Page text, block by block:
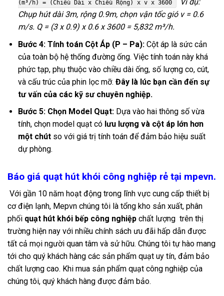
(m³/h) = (Chiều Dài x Chiều Rộng) x v x 3600
Chụp hút dài 3m, rộng 0.9m, chọn vận tốc gió v = 0.6
m/s. Q = (3 x 0.9) x 0.6 x 3600 = 5,832 m³/h.
Bước 4: Tính toán Cột Áp (P – Pa):Cột áp là sức cản
của toàn bộ hệ thống đường ống. Việc tính toán này khá
phức tạp, phụ thuộc vào chiều dài ống, số lượng co, cút,
và cấu trúc của phin lọc mỡ. Đây là lúc bạn cần đến sự
tư vấn của các kỹ sư chuyên nghiệp.
Bước 5: Chọn Model Quạt:Dựa vào hai thông số vừa
tính, chọn model quạt có lưu lượng và cột áp lớn hơn
một chútso với giá trị tính toán để đảm bảo hiệu suất
dự phòng.
Báo giá quạt hút khói công nghiệp rẻ tại mpevn.
Với gần 10 năm hoạt động trong lĩnh vực cung cấp thiết bị
cơ điện lạnh, Mepvn chúng tôi là tổng kho sản xuất, phân
phối quạt hút khói bếp công nghiệp chất lượng trên thị
trường hiện nay với nhiều chính sách ưu đãi hấp dẫn được
tất cả mọi người quan tâm và sử hữu. Chúng tôi tự hào mang
tới cho quý khách hàng các sản phẩm quạt uy tín, đảm bảo
chất lượng cao. Khi mua sản phẩm quạt công nghiệp của
chúng tôi, quý khách hàng được đảm bảo.